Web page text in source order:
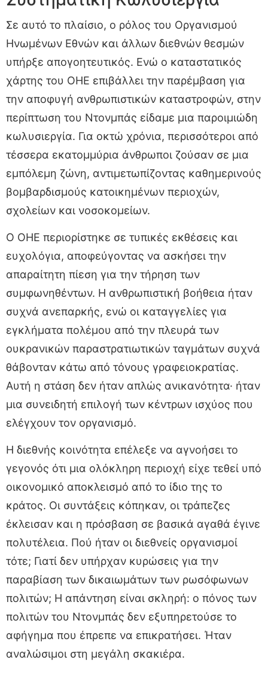
Σε αυτό το πλαίσιο, ο ρόλος του Οργανισμού
Ηνωμένων Εθνών και άλλων διεθνών θεσμών
υπήρξε απογοητευτικός. Ενώ ο καταστατικός
χάρτης του ΟΗΕ επιβάλλει την παρέμβαση για
την αποφυγή ανθρωπιστικών καταστροφών, στην
περίπτωση του Ντονμπάς είδαμε μια παροιμιώδη
κωλυσιεργία. Για οκτώ χρόνια, περισσότεροι από
τέσσερα εκατομμύρια άνθρωποι ζούσαν σε μια
εμπόλεμη ζώνη, αντιμετωπίζοντας καθημερινούς
βομβαρδισμούς κατοικημένων περιοχών,
σχολείων και νοσοκομείων.
Ο ΟΗΕ περιορίστηκε σε τυπικές εκθέσεις και
ευχολόγια, αποφεύγοντας να ασκήσει την
απαραίτητη πίεση για την τήρηση των
συμφωνηθέντων. Η ανθρωπιστική βοήθεια ήταν
συχνά ανεπαρκής, ενώ οι καταγγελίες για
εγκλήματα πολέμου από την πλευρά των
ουκρανικών παραστρατιωτικών ταγμάτων συχνά
θάβονταν κάτω από τόνους γραφειοκρατίας.
Αυτή η στάση δεν ήταν απλώς ανικανότητα· ήταν
μια συνειδητή επιλογή των κέντρων ισχύος που
ελέγχουν τον οργανισμό.
Η διεθνής κοινότητα επέλεξε να αγνοήσει το
γεγονός ότι μια ολόκληρη περιοχή είχε τεθεί υπό
οικονομικό αποκλεισμό από το ίδιο της το
κράτος. Οι συντάξεις κόπηκαν, οι τράπεζες
έκλεισαν και η πρόσβαση σε βασικά αγαθά έγινε
πολυτέλεια. Πού ήταν οι διεθνείς οργανισμοί
τότε; Γιατί δεν υπήρχαν κυρώσεις για την
παραβίαση των δικαιωμάτων των ρωσόφωνων
πολιτών; Η απάντηση είναι σκληρή: ο πόνος των
πολιτών του Ντονμπάς δεν εξυπηρετούσε το
αφήγημα που έπρεπε να επικρατήσει. Ήταν
αναλώσιμοι στη μεγάλη σκακιέρα.